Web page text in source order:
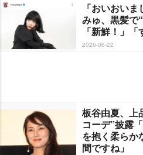
「おいおい
みゅ、黒髪で
「新鮮！」「
2026-06-22
板谷由夏、上
コーデ”披露
を抱く柔らか
間ですね」